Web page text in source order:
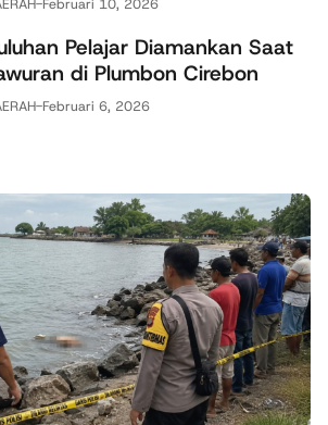
Pelajar Diamankan Saat
di Plumbon Cirebon
-Februari 6, 2026